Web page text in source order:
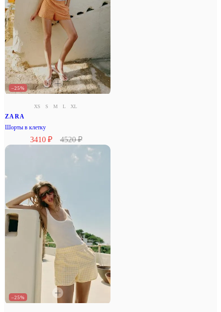
–25%
XS S M L XL
ZARA
Шорты в клетку
3410 ₽ 4520 ₽
–25%